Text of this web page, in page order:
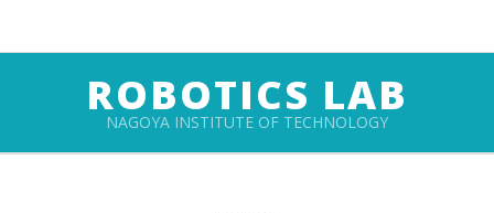
ROBOTICS LAB
NAGOYA INSTITUTE OF TECHNOLOGY